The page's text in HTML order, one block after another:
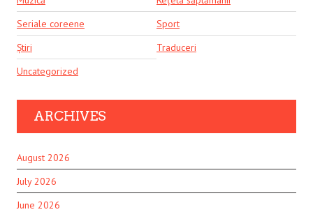
Seriale coreene
Sport
Știri
Traduceri
Uncategorized
ARCHIVES
August 2026
July 2026
June 2026